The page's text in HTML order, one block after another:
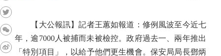
【大公報訊】記者王蕙如報道：修例風波至今近七
年，逾7000人被捕而未被檢控。政府過去一、兩年推出
「特別項目」，以給予他們更生機會。保安局局長鄧炳